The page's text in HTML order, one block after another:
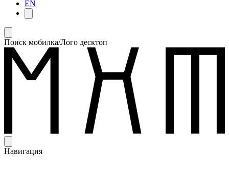
EN
Поиск мобилка/Лого десктоп
Навигация